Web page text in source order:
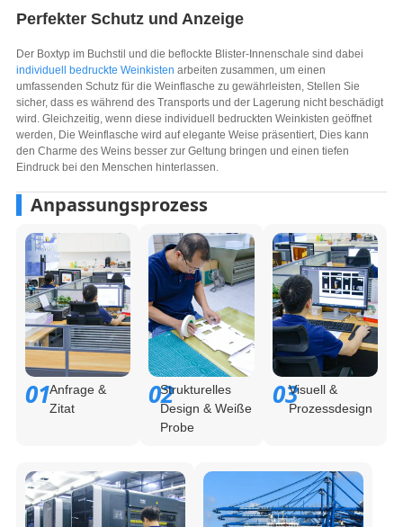
Perfekter Schutz und Anzeige
Der Boxtyp im Buchstil und die beflockte Blister-Innenschale sind dabei
individuell bedruckte Weinkisten arbeiten zusammen, um einen
umfassenden Schutz für die Weinflasche zu gewährleisten, Stellen Sie
sicher, dass es während des Transports und der Lagerung nicht beschädigt
wird. Gleichzeitig, wenn diese individuell bedruckten Weinkisten geöffnet
werden, Die Weinflasche wird auf elegante Weise präsentiert, Dies kann
den Charme des Weins besser zur Geltung bringen und einen tiefen
Eindruck bei den Menschen hinterlassen.
Anpassungsprozess
01Anfrage &
Zitat
02Strukturelles
Design & Weiße
Probe
03Visuell &
Prozessdesign